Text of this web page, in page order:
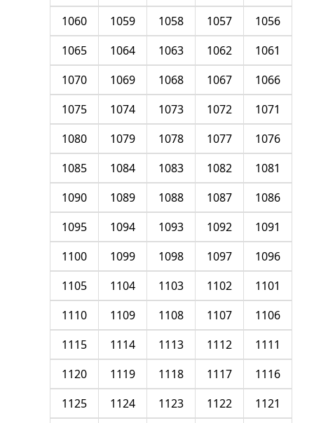
1056
1057
1058
1059
1060
1061
1062
1063
1064
1065
1066
1067
1068
1069
1070
1071
1072
1073
1074
1075
1076
1077
1078
1079
1080
1081
1082
1083
1084
1085
1086
1087
1088
1089
1090
1091
1092
1093
1094
1095
1096
1097
1098
1099
1100
1101
1102
1103
1104
1105
1106
1107
1108
1109
1110
1111
1112
1113
1114
1115
1116
1117
1118
1119
1120
1121
1122
1123
1124
1125